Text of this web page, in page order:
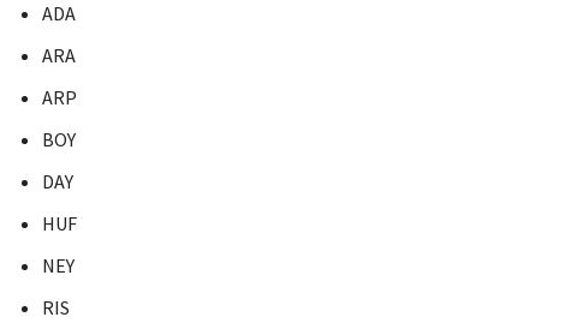
ADA
ARA
ARP
BOY
DAY
HUF
NEY
RIS